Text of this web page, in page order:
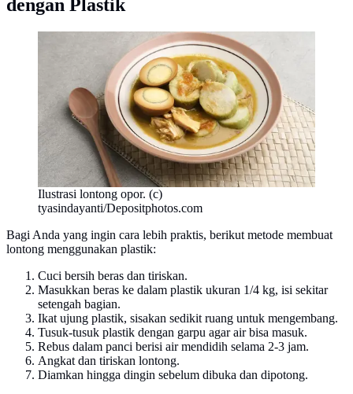
dengan Plastik
Ilustrasi lontong opor. (c)
tyasindayanti/Depositphotos.com
Bagi Anda yang ingin cara lebih praktis, berikut metode membuat
lontong menggunakan plastik:
Cuci bersih beras dan tiriskan.
Masukkan beras ke dalam plastik ukuran 1/4 kg, isi sekitar
setengah bagian.
Ikat ujung plastik, sisakan sedikit ruang untuk mengembang.
Tusuk-tusuk plastik dengan garpu agar air bisa masuk.
Rebus dalam panci berisi air mendidih selama 2-3 jam.
Angkat dan tiriskan lontong.
Diamkan hingga dingin sebelum dibuka dan dipotong.